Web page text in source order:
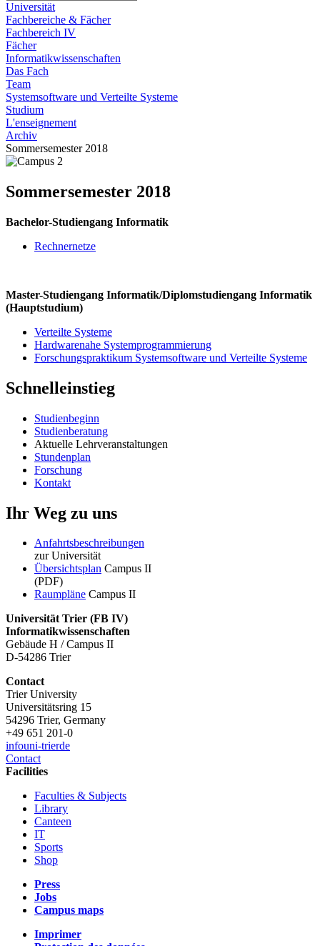
Universität
Fachbereiche & Fächer
Fachbereich IV
Fächer
Informatikwissenschaften
Das Fach
Team
Systemsoftware und Verteilte Systeme
Studium
L'enseignement
Archiv
Sommersemester 2018
Sommersemester 2018
Bachelor-Studiengang Informatik
Rechnernetze
Master-Studiengang Informatik/Diplomstudiengang Informatik
(Hauptstudium)
Verteilte Systeme
Hardwarenahe Systemprogrammierung
Forschungspraktikum Systemsoftware und Verteilte Systeme
Schnelleinstieg
Studienbeginn
Studienberatung
Aktuelle Lehrveranstaltungen
Stundenplan
Forschung
Kontakt
Ihr Weg zu uns
Anfahrtsbeschreibungen
zur Universität
Übersichtsplan Campus II
(PDF)
Raumpläne Campus II
Universität Trier (FB IV)
Informatikwissenschaften
Gebäude H / Campus II
D-54286 Trier
Contact
Trier University
Universitätsring 15
54296 Trier, Germany
+49 651 201-0
infouni-trierde
Contact
Facilities
Faculties & Subjects
Library
Canteen
IT
Sports
Shop
Press
Jobs
Campus maps
Imprimer